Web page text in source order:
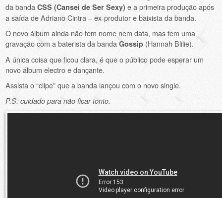
da banda CSS (Cansei de Ser Sexy)e a primeira produção após
a saída de Adriano Cintra – ex-produtor e baixista da banda.
O novo álbum ainda não tem nome nem data, mas tem uma
gravação com a baterista da bandaGossip (Hannah Blilie).
A única coisa que ficou clara, é que o público pode esperar um
novo álbum electro e dançante.
Assista o “clipe” que a banda lançou com o novo single.
P.S. cuidado para não ficar tonto.